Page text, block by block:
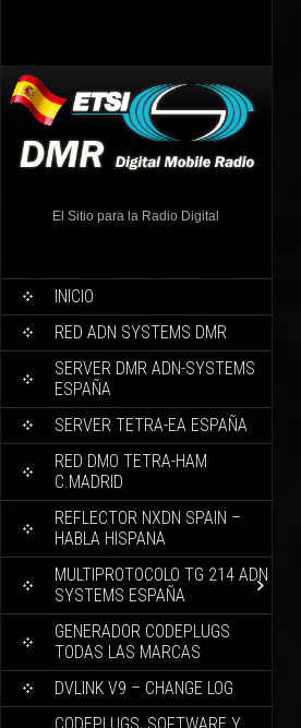
El Sitio para la Radio Digital
INICIO
RED ADN SYSTEMS DMR
SERVER DMR ADN-SYSTEMS
ESPAÑA
SERVER TETRA-EA ESPAÑA
RED DMO TETRA-HAM
C.MADRID
REFLECTOR NXDN SPAIN –
HABLA HISPANA
MULTIPROTOCOLO TG 214 ADN
SYSTEMS ESPAÑA
GENERADOR CODEPLUGS
TODAS LAS MARCAS
DVLINK V9 – CHANGE LOG
CODEPLUGS, SOFTWARE Y